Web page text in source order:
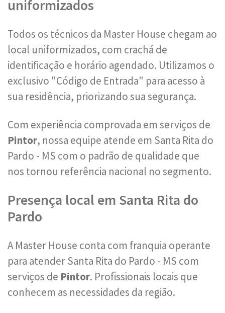
uniformizados
Todos os técnicos da Master House chegam ao
local uniformizados, com crachá de
identificação e horário agendado. Utilizamos o
exclusivo "Código de Entrada" para acesso à
sua residência, priorizando sua segurança.
Com experiência comprovada em serviços de
Pintor, nossa equipe atende em Santa Rita do
Pardo - MS com o padrão de qualidade que
nos tornou referência nacional no segmento.
Presença local em Santa Rita do
Pardo
A Master House conta com franquia operante
para atender Santa Rita do Pardo - MS com
serviços de Pintor. Profissionais locais que
conhecem as necessidades da região.